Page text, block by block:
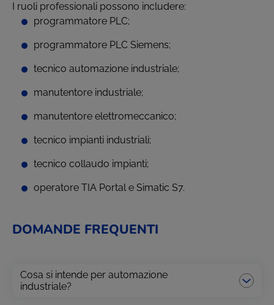
I ruoli professionali possono includere:
programmatore PLC;
programmatore PLC Siemens;
tecnico automazione industriale;
manutentore industriale;
manutentore elettromeccanico;
tecnico impianti industriali;
tecnico collaudo impianti;
operatore TIA Portal e Simatic S7.
DOMANDE FREQUENTI
Cosa si intende per automazione
industriale?